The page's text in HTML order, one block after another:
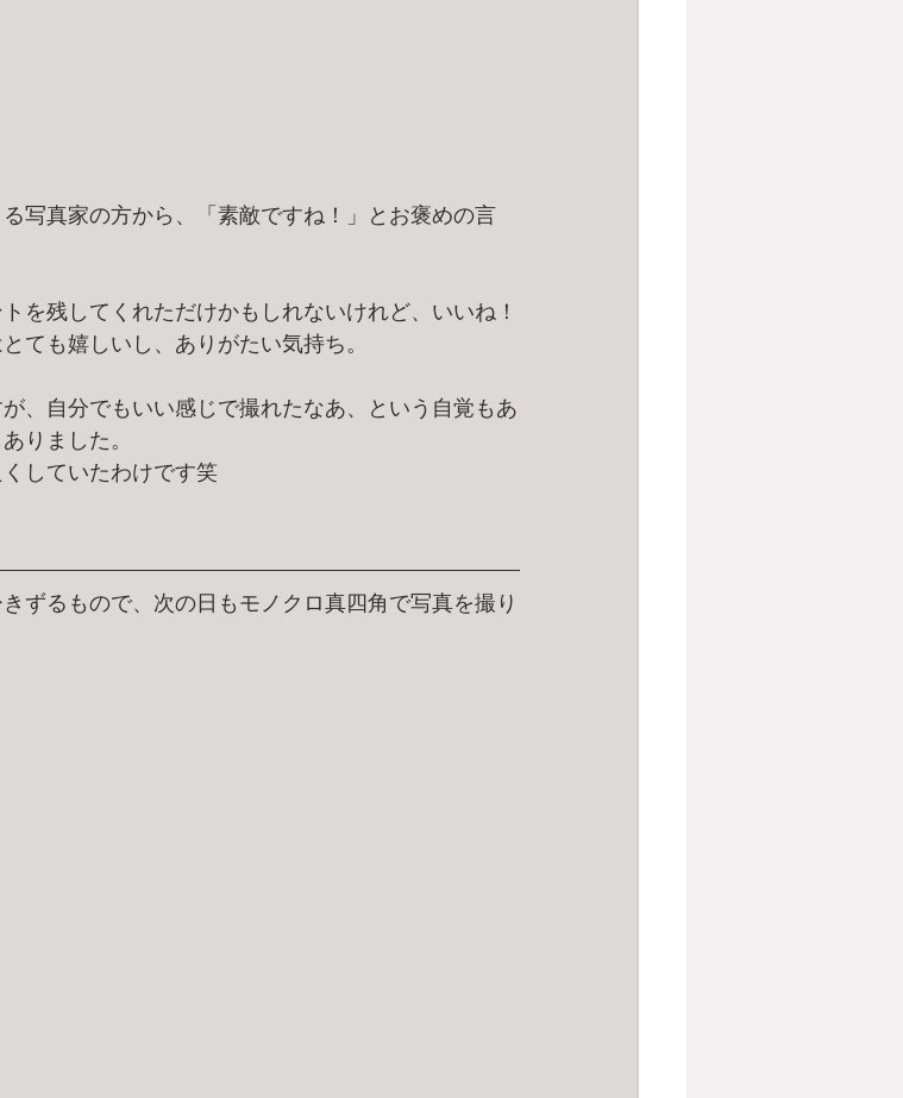
写真家の方から、「素敵ですね！」とお褒めの言
を残してくれただけかもしれないけれど、いいね！
ても嬉しいし、ありがたい気持ち。
、自分でもいい感じで撮れたなあ、という自覚もあ
りました。
していたわけです笑
ずるもので、次の日もモノクロ真四角で写真を撮り